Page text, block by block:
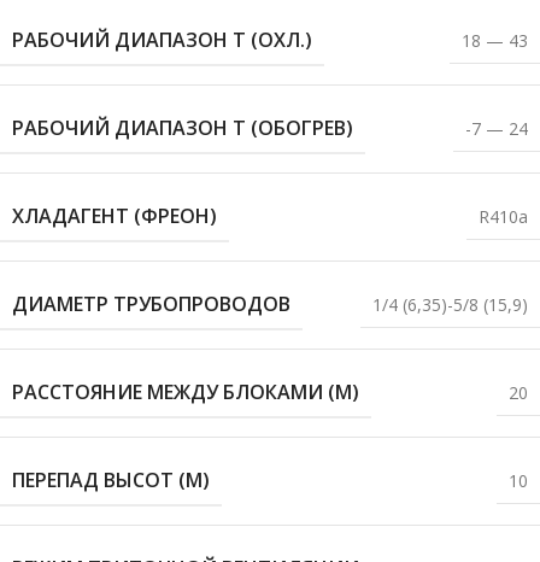
РАБОЧИЙ ДИАПАЗОН T (ОХЛ.) 18 — 43
РАБОЧИЙ ДИАПАЗОН T (ОБОГРЕВ) -7 — 24
ХЛАДАГЕНТ (ФРЕОН) R410a
ДИАМЕТР ТРУБОПРОВОДОВ 1/4 (6,35)-5/8 (15,9)
РАССТОЯНИЕ МЕЖДУ БЛОКАМИ (М) 20
ПЕРЕПАД ВЫСОТ (М) 10